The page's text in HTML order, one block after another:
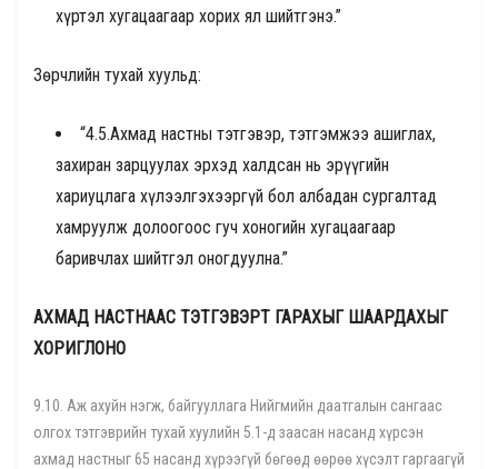
хүртэл хугацаагаар хорих ял шийтгэнэ.”
Зөрчлийн тухай хуульд:
“4.5.Ахмад настны тэтгэвэр, тэтгэмжээ ашиглах,
захиран зарцуулах эрхэд халдсан нь эрүүгийн
хариуцлага хүлээлгэхээргүй бол албадан сургалтад
хамруулж долоогоос гуч хоногийн хугацаагаар
баривчлах шийтгэл оногдуулна.”
АХМАД НАСТНААС ТЭТГЭВЭРТ ГАРАХЫГ ШААРДАХЫГ
ХОРИГЛОНО
9.10. Аж ахуйн нэгж, байгууллага Нийгмийн даатгалын сангаас
олгох тэтгэврийн тухай хуулийн 5.1-д заасан насанд хүрсэн
ахмад настныг 65 насанд хүрээгүй бөгөөд өөрөө хүсэлт гаргаагүй